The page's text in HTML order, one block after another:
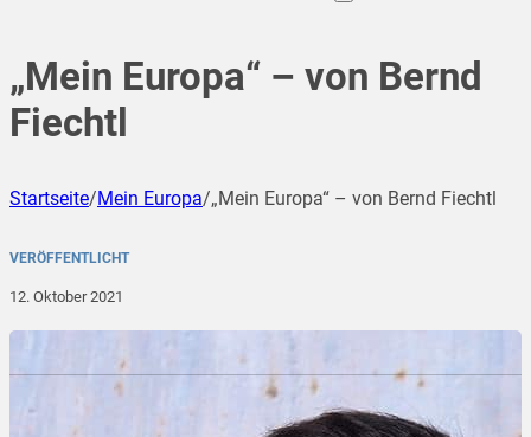
„Mein Europa“ – von Bernd
Fiechtl
Startseite/Mein Europa/„Mein Europa“ – von Bernd Fiechtl
VERÖFFENTLICHT
12. Oktober 2021